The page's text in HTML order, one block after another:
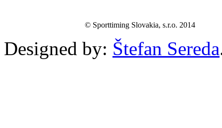
© Sporttiming Slovakia, s.r.o. 2014
Designed by: Štefan Sereda